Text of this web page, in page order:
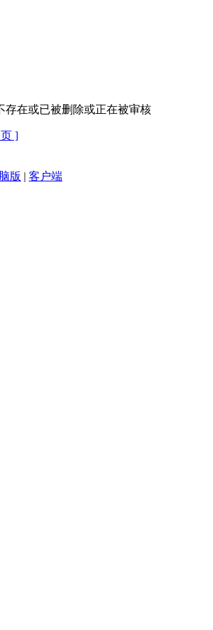
存在或已被删除或正在被审核
]
版 | 客户端